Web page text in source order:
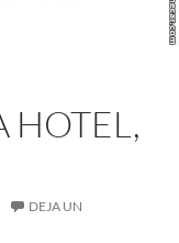
HOTEL,
DEJA UN